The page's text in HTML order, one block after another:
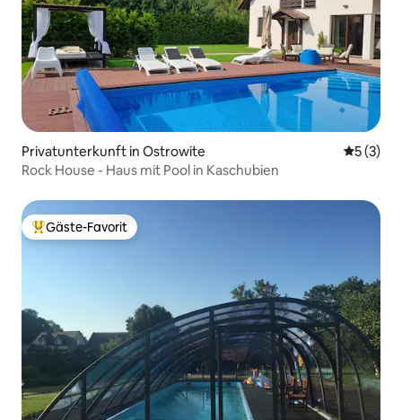
Privatunterkunft in Ostrowite
5 (3)
Rock House - Haus mit Pool in Kaschubien
Beliebter Gäste-Favorit.
Gäste-Favorit